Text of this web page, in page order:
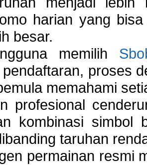
harian yang
besar.
memilih
proses
memahami
profesional
kombinasi
taruhan
permainan resmi